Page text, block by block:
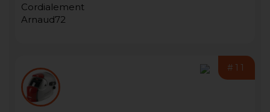
Cordialement
Arnaud72
#11